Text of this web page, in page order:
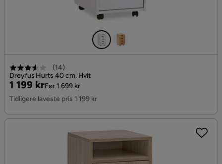
(14)
Dreyfus Hurts 40 cm, Hvit
Pris
1 199 kr
Original
Pris
Før 1 699 kr
Tidligere laveste pris 1 199 kr